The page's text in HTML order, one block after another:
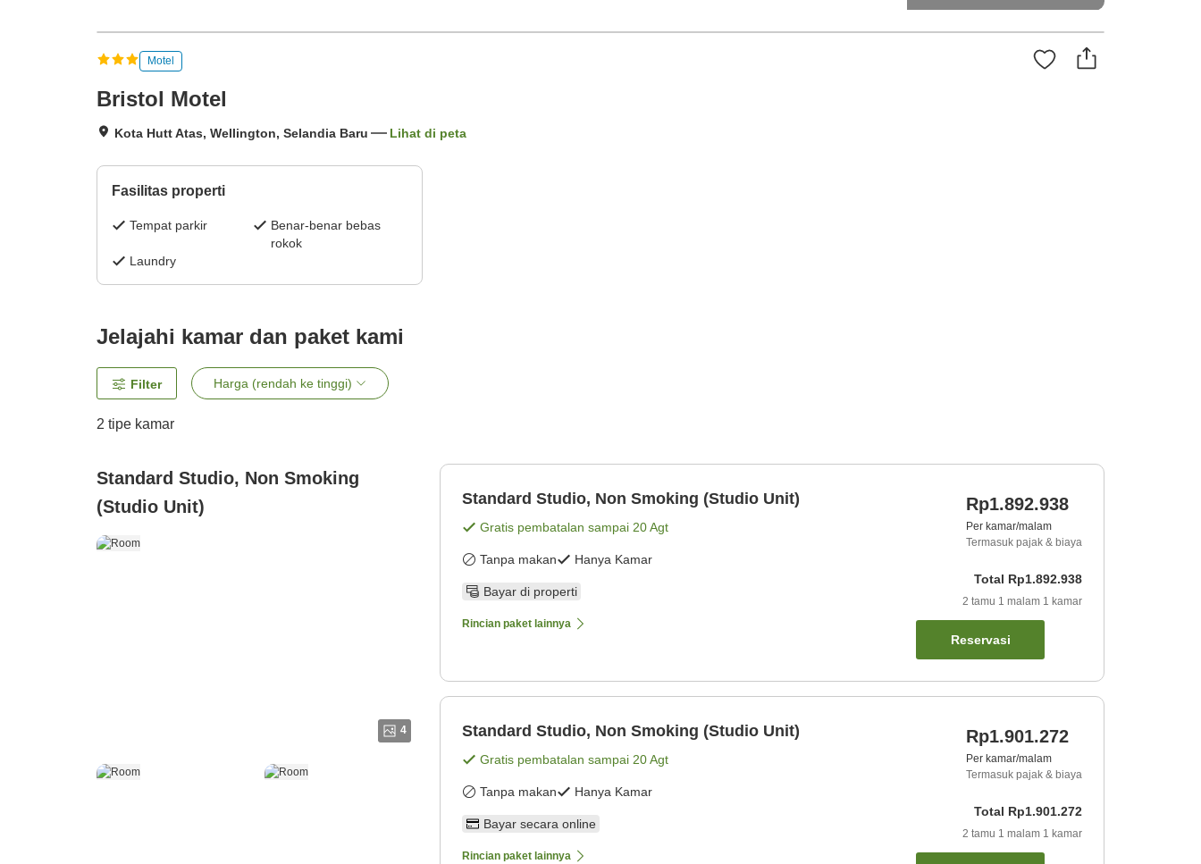
Motel
Bristol Motel
Kota Hutt Atas, Wellington, Selandia Baru Lihat di peta
Fasilitas properti
Tempat parkir
Benar-benar bebas
rokok
Laundry
Jelajahi kamar dan paket kami
Filter Harga (rendah ke tinggi)
2 tipe kamar
Standard Studio, Non Smoking
(Studio Unit)
4
Standard Studio, Non Smoking (Studio Unit)
Gratis pembatalan sampai 20 Agt
Tanpa makan Hanya Kamar
Bayar di properti
Rincian paket lainnya
Rp1.892.938
Per kamar/malam
Termasuk pajak & biaya
Total Rp1.892.938
2 tamu 1 malam 1 kamar
Reservasi
Standard Studio, Non Smoking (Studio Unit)
Gratis pembatalan sampai 20 Agt
Tanpa makan Hanya Kamar
Bayar secara online
Rincian paket lainnya
Rp1.901.272
Per kamar/malam
Termasuk pajak & biaya
Total Rp1.901.272
2 tamu 1 malam 1 kamar